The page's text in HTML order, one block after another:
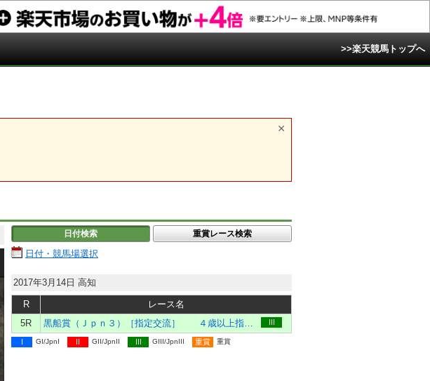
>>楽天競馬トップへ
日付検索 重賞レース検索
日付・競馬場選択
2017年3月14日 高知
R
レース名
5R
III
I GI/JpnI II GII/JpnII III GIII/JpnIII 重賞 重賞